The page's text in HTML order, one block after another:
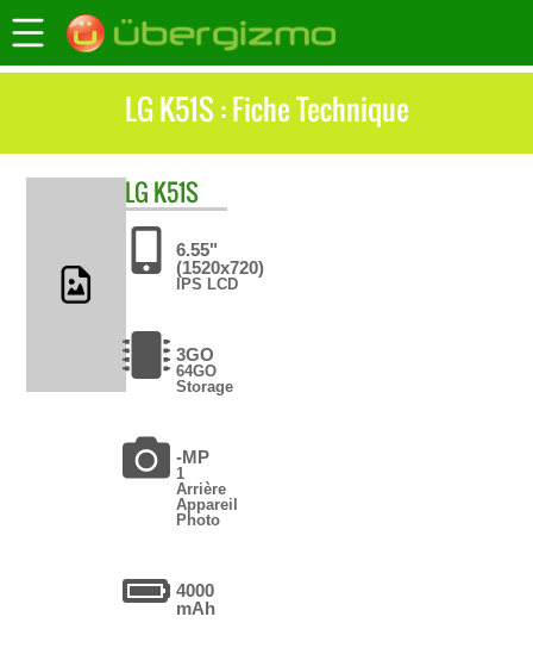
LG K51S : Fiche Technique
LG K51S
6.55"
(1520x720)
IPS LCD
3GO
64GO
Storage
-MP
1
Arrière
Appareil
Photo
4000
mAh